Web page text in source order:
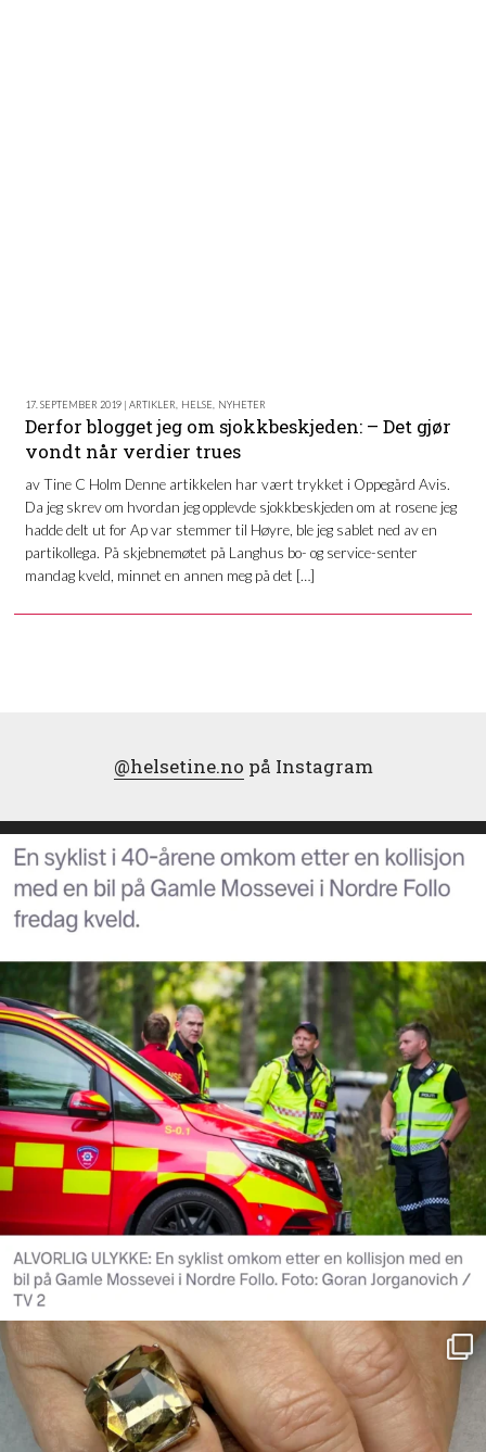
17. SEPTEMBER 2019 | ARTIKLER HELSE NYHETER
Derfor blogget jeg om sjokkbeskjeden: – Det gjør
vondt når verdier trues
av Tine C Holm Denne artikkelen har vært trykket i Oppegård Avis.
Da jeg skrev om hvordan jeg opplevde sjokkbeskjeden om at rosene jeg
hadde delt ut for Ap var stemmer til Høyre, ble jeg sablet ned av en
partikollega. På skjebnemøtet på Langhus bo- og service-senter
mandag kveld, minnet en annen meg på det […]
@helsetine.no på Instagram